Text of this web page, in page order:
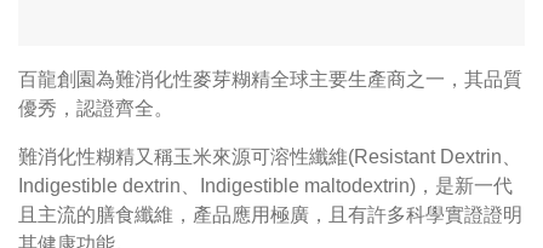
百龍創園為難消化性麥芽糊精全球主要生產商之一，其品質
優秀，認證齊全。
難消化性糊精又稱玉米來源可溶性纖維(Resistant Dextrin、
Indigestible dextrin、Indigestible maltodextrin)，是新一代
且主流的膳食纖維，產品應用極廣，且有許多科學實證證明
其健康功能。